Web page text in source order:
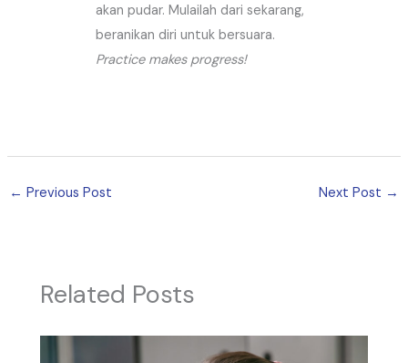
akan pudar. Mulailah dari sekarang,
beranikan diri untuk bersuara.
Practice makes progress!
← Previous Post Next Post →
Related Posts